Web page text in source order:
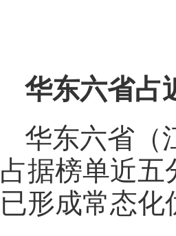
华东六省占
华东六省（
占据榜单近五
已形成常态化